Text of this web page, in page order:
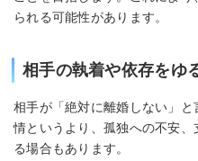
られる可能性があります。
相手の執着や依存をゆ
相手が「絶対に離婚しない」
情というより、孤独への不安
る場合もあります。